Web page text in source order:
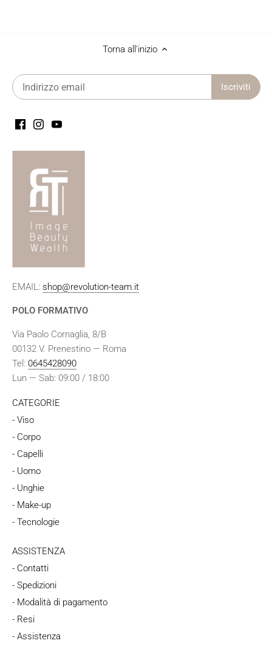
Torna all'inizio
EMAIL: shop@revolution-team.it
POLO FORMATIVO
Via Paolo Cornaglia, 8/B
00132 V. Prenestino — Roma
Tel: 0645428090
Lun — Sab: 09:00 / 18:00
CATEGORIE
- Viso
- Corpo
- Capelli
- Uomo
- Unghie
- Make-up
- Tecnologie
ASSISTENZA
- Contatti
- Spedizioni
- Modalità di pagamento
- Resi
- Assistenza